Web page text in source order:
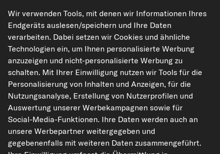
Top Produkte
Mehr von kfzteile24
Hilfe & Support
Rechtliches
Akzeptierte Zahlungsarten
Wir verwenden Tools, mit denen wir Informationen Ihres
Endgeräts auslesen/speichern und Ihre Daten
verarbeiten. Dabei setzen wir Cookies und ähnliche
Technologien ein, um Ihnen personalisierte Werbung
anzuzeigen und nicht-personalisierte Werbung zu
schalten. Mit Ihrer Einwilligung nutzen wir Tools für die
Personalisierung von Inhalten und Anzeigen, für die
Nutzungsanalyse, Erstellung von Nutzerprofilen und
Auswertung unserer Werbekampagnen sowie für
Social-Media-Funktionen. Ihre Daten werden auch an
unsere Werbepartner weitergegeben und
gegebenenfalls mit weiteren Daten zusammengeführt.